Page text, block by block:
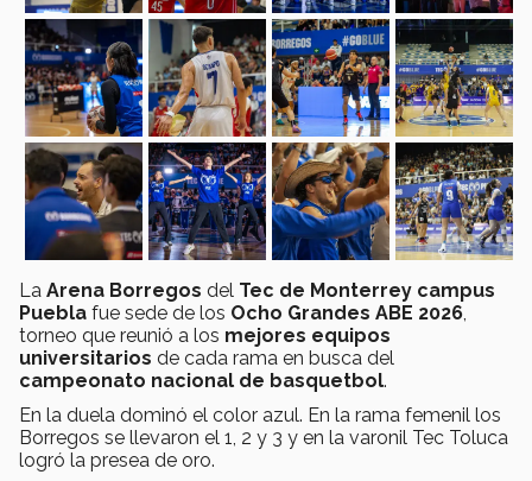
La Arena Borregos del Tec de Monterrey campus
Puebla fue sede de los Ocho Grandes ABE 2026
torneo que reunió a los mejores equipos
universitarios de cada rama en busca del
campeonato nacional de basquetbol.
En la duela dominó el color azul. En la rama femenil los
Borregos se llevaron el 1, 2 y 3 y en la varonil Tec Toluca
logró la presea de oro.